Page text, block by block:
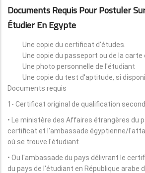
Documents Requis Pour Postuler
Étudier En Egypte
Une copie du certificat d'études.
Une copie du passeport ou de la carte
Une photo personnelle de l'étudiant
Une copie du test d'aptitude, si
Documents requis
1- Certificat original de qualification
• Le ministère des Affaires étrangères du
certificat et l'ambassade égyptienne/
où se trouve l'étudiant.
• Ou l'ambassade du pays délivrant le
du pays de l'étudiant en République arabe